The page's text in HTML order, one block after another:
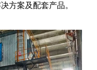
方案及配套产品。